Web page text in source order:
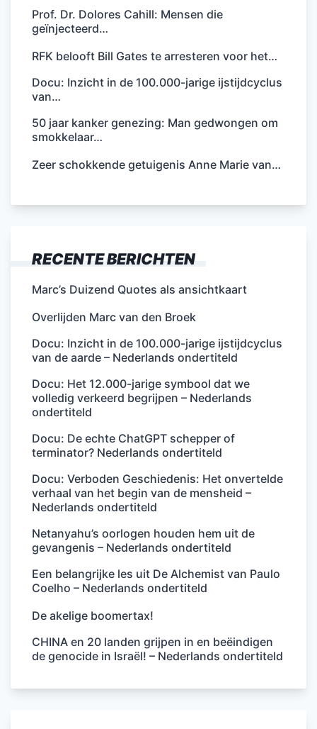
Prof. Dr. Dolores Cahill: Mensen die
geïnjecteerd…
RFK belooft Bill Gates te arresteren voor het…
Docu: Inzicht in de 100.000-jarige ijstijdcyclus
van…
50 jaar kanker genezing: Man gedwongen om
smokkelaar…
Zeer schokkende getuigenis Anne Marie van…
RECENTE BERICHTEN
Marc’s Duizend Quotes als ansichtkaart
Overlijden Marc van den Broek
Docu: Inzicht in de 100.000-jarige ijstijdcyclus
van de aarde – Nederlands ondertiteld
Docu: Het 12.000-jarige symbool dat we
volledig verkeerd begrijpen – Nederlands
ondertiteld
Docu: De echte ChatGPT schepper of
terminator? Nederlands ondertiteld
Docu: Verboden Geschiedenis: Het onvertelde
verhaal van het begin van de mensheid –
Nederlands ondertiteld
Netanyahu’s oorlogen houden hem uit de
gevangenis – Nederlands ondertiteld
Een belangrijke les uit De Alchemist van Paulo
Coelho – Nederlands ondertiteld
De akelige boomertax!
CHINA en 20 landen grijpen in en beëindigen
de genocide in Israël! – Nederlands ondertiteld